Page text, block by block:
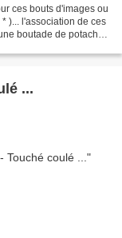
ces bouts d'images ou
)... l'association de ces
boutade de potache
...